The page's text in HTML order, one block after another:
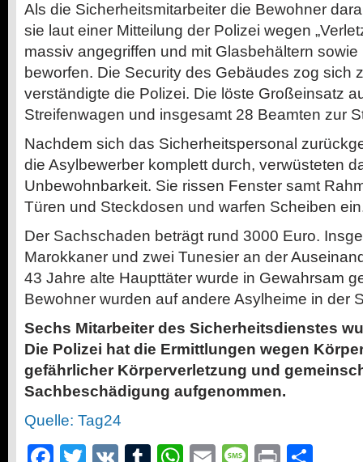
Als die Sicherheitsmitarbeiter die Bewohner
sie laut einer Mitteilung der Polizei wegen
massiv angegriffen und mit Glasbehältern
beworfen. Die Security des Gebäudes zog sich
verständigte die Polizei. Die löste Großeinsatz
Streifenwagen und insgesamt 28 Beamten zur
Nachdem sich das Sicherheitspersonal
die Asylbewerber komplett durch, verwüsteten
Unbewohnbarkeit. Sie rissen Fenster samt
Türen und Steckdosen und warfen Scheiben
Der Sachschaden beträgt rund 3000 Euro.
Marokkaner und zwei Tunesier an der
43 Jahre alte Haupttäter wurde in Gewahrsam
Bewohner wurden auf andere Asylheime in der
Sechs Mitarbeiter des Sicherheitsdienstes
Die Polizei hat die Ermittlungen wegen
gefährlicher Körperverletzung und
Sachbeschädigung aufgenommen.
Quelle: Tag24